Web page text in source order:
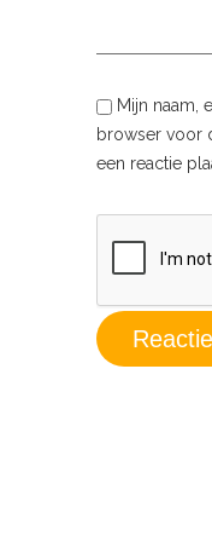
Mijn naam,
browser voor
een reactie